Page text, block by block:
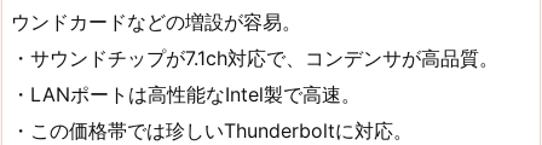
ウンドカードなどの増設が容易。
・サウンドチップが7.1ch対応で、コンデンサが高品質。
・LANポートは高性能なIntel製で高速。
・この価格帯では珍しいThunderboltに対応。